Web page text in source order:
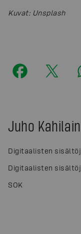
Kuvat: Unsplash
Juho
Digitaalisten
Digitaalisten
SOK